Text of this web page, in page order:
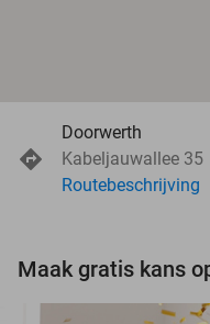
Doorwerth
Kabeljauwallee 35
Routebeschrijving